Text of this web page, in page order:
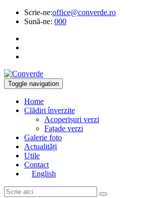
Scrie-ne:office@converde.ro
Sună-ne: 000
Toggle navigation
Home
Clădiri înverzite
Acoperișuri verzi
Fațade verzi
Galerie foto
Actualități
Utile
Contact
English